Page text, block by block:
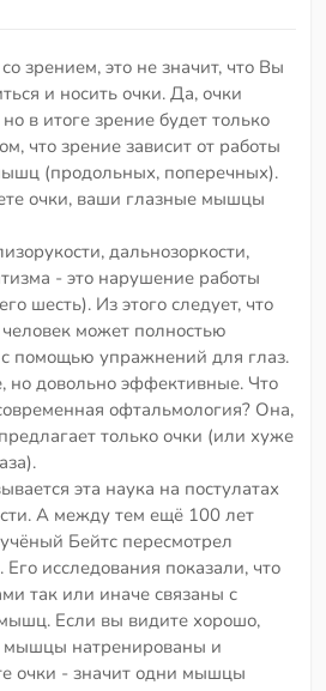
зрением, это не значит, что Вы
и носить очки. Да, очки
в итоге зрение будет только
что зрение зависит от работы
(продольных, поперечных).
очки, ваши глазные мышцы
дальнозоркости,
- это нарушение работы
шесть). Из этого следует, что
может полностью
с помощью упражнений для глаз.
но довольно эффективные. Что
офтальмология? Она,
только очки (или хуже
эта наука на постулатах
А между тем ещё 100 лет
Бейтс пересмотрел
исследования показали, что
так или иначе связаны с
Если вы видите хорошо,
мышцы натренированы и
очки - значит одни мышцы